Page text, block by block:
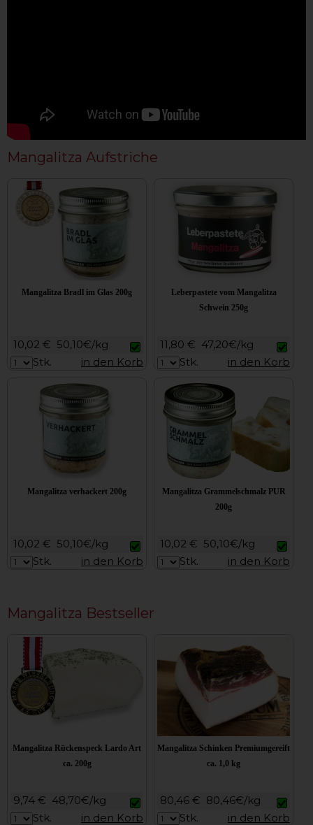
Mangalitza Aufstriche
Mangalitza Bradl im Glas 200g
10,02 € 50,10€/kg
Stk.
in den Korb
Leberpastete vom Mangalitza
Schwein 250g
11,80 € 47,20€/kg
Stk.
in den Korb
Mangalitza verhackert 200g
10,02 € 50,10€/kg
Stk.
in den Korb
Mangalitza Grammelschmalz PUR
200g
10,02 € 50,10€/kg
Stk.
in den Korb
Mangalitza Bestseller
Mangalitza Rückenspeck Lardo Art
ca. 200g
9,74 € 48,70€/kg
Stk.
in den Korb
Mangalitza Schinken Premiumgereift
ca. 1,0 kg
80,46 € 80,46€/kg
Stk.
in den Korb